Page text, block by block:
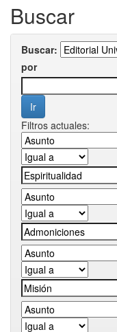
Buscar
Buscar:
por
Filtros actuales: